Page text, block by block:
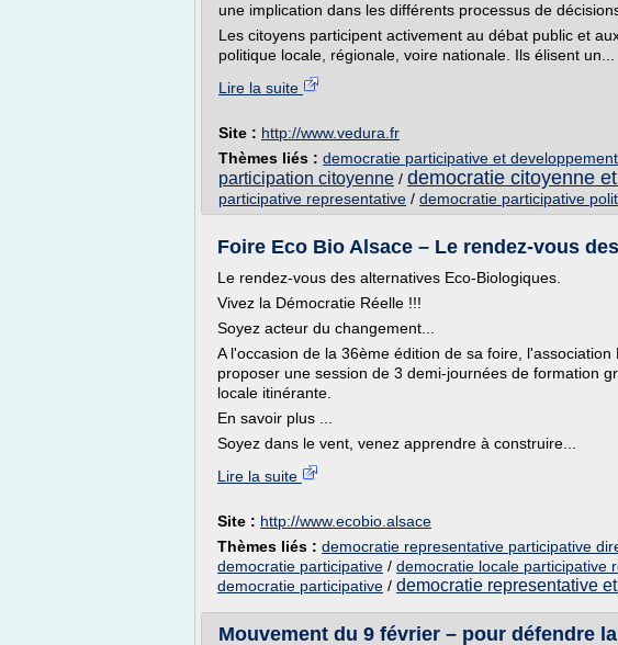
une implication dans les différents processus de
Les citoyens participent activement au débat public et
politique locale, régionale, voire nationale. Ils élisent un...
Lire la suite
Site : http://www.vedura.fr
Thèmes liés : democratie participative et
participation citoyenne / democratie citoyenne
participative representative / democratie participative
Foire Eco Bio Alsace – Le rendez-vous
Le rendez-vous des alternatives Eco-Biologiques.
Vivez la Démocratie Réelle !!!
Soyez acteur du changement...
A l'occasion de la 36ème édition de sa foire,
proposer une session de 3 demi-journées de formation
locale itinérante.
En savoir plus ...
Soyez dans le vent, venez apprendre à construire...
Lire la suite
Site : http://www.ecobio.alsace
Thèmes liés : democratie representative participative
democratie participative / democratie locale participative
democratie participative / democratie representative
Mouvement du 9 février – pour défendre